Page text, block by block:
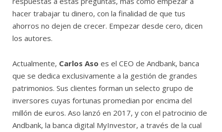
hacer trabajar tu dinero, con la finalidad de que tus
ahorros no dejen de crecer. Empezar desde cero, dicen
los autores.
Actualmente, Carlos Aso es el CEO de Andbank, banca
que se dedica exclusivamente a la gestión de grandes
patrimonios. Sus clientes forman un selecto grupo de
inversores cuyas fortunas promedian por encima del
millón de euros. Aso lanzó en 2017, y con el patrocinio de
Andbank, la banca digital MyInvestor, a través de la cual